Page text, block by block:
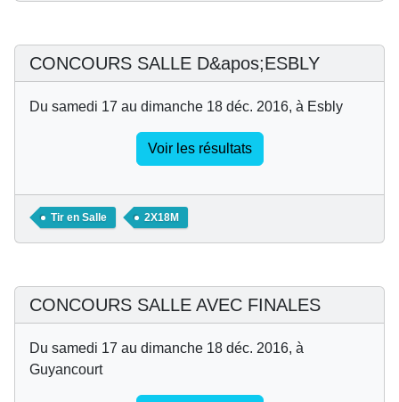
CONCOURS SALLE D&apos;ESBLY
Du samedi 17 au dimanche 18 déc. 2016, à Esbly
Voir les résultats
Tir en Salle 2X18M
CONCOURS SALLE AVEC FINALES
Du samedi 17 au dimanche 18 déc. 2016, à
Guyancourt